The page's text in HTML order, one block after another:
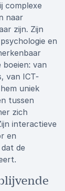
complexe
naar
zijn. Zijn
en
van
van ICT-
uniek
tussen
zich
interactieve
en
de